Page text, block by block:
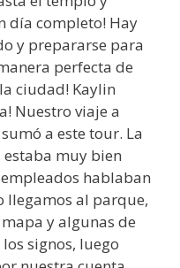
día completo! Hay
y prepararse para
perfecta de
ciudad! Kaylin
Nuestro viaje a
a este tour. La
muy bien
hablaban
llegamos al parque,
y algunas de
signos, luego